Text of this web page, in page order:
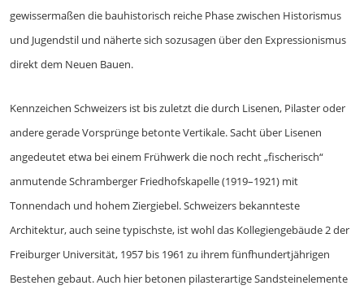
gewissermaßen die bauhistorisch reiche Phase zwischen Historismus
und Jugendstil und näherte sich sozusagen über den Expressionismus
direkt dem Neuen Bauen.
Kennzeichen Schweizers ist bis zuletzt die durch Lisenen, Pilaster oder
andere gerade Vorsprünge betonte Vertikale. Sacht über Lisenen
angedeutet etwa bei einem Frühwerk die noch recht „fischerisch“
anmutende Schramberger Friedhofskapelle (1919–1921) mit
Tonnendach und hohem Ziergiebel. Schweizers bekannteste
Architektur, auch seine typischste, ist wohl das Kollegiengebäude 2 der
Freiburger Universität, 1957 bis 1961 zu ihrem fünfhundertjährigen
Bestehen gebaut. Auch hier betonen pilasterartige Sandsteinelemente